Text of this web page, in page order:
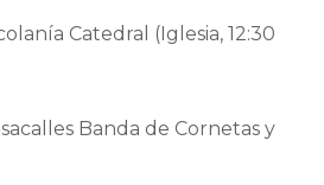
Catedral (Iglesia, 12:30
Banda de Cornetas y